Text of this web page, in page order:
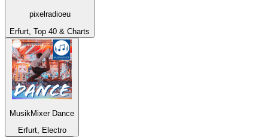
pixelradioeu
Erfurt, Top 40 & Charts
MusikMixer Dance
Erfurt, Electro